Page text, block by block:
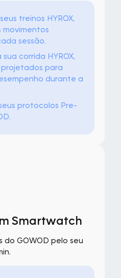
treinos HYROX,
movimentos
sessão.
corrida HYROX,
para
durante a
protocolos Pre-
Smartwatch
do GOWOD pelo seu